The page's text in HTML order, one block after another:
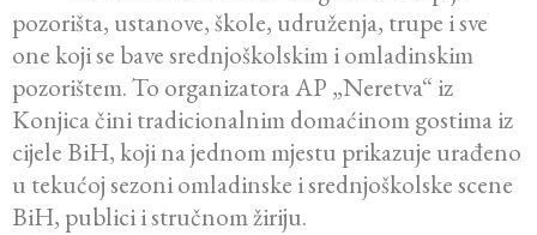
pozorišta, ustanove, škole, udruženja, trupe i sve
one koji se bave srednjoškolskim i omladinskim
pozorištem. To organizatora AP „Neretva“ iz
Konjica čini tradicionalnim domaćinom gostima iz
cijele BiH, koji na jednom mjestu prikazuje urađeno
u tekućoj sezoni omladinske i srednjoškolske scene
BiH, publici i stručnom žiriju.